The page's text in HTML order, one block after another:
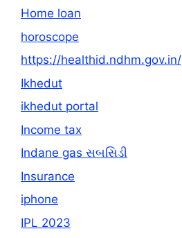
Home loan
horoscope
https://healthid.ndhm.gov.in/
Ikhedut
ikhedut portal
Income tax
Indane gas સબસિડી
Insurance
iphone
IPL 2023